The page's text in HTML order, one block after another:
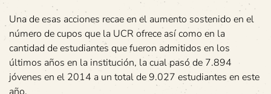
Una de esas acciones recae en el aumento sostenido en el
número de cupos que la UCR ofrece así como en la
cantidad de estudiantes que fueron admitidos en los
últimos años en la institución, la cual pasó de 7.894
jóvenes en el 2014 a un total de 9.027 estudiantes en este